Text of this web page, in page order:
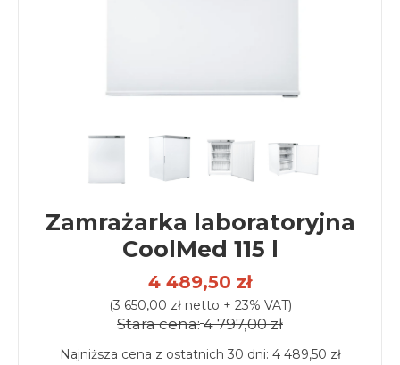
Zamrażarka laboratoryjna
CoolMed 115 l
4 489,50 zł
(3 650,00 zł netto + 23% VAT)
Stara cena: 4 797,00 zł
Najniższa cena z ostatnich 30 dni: 4 489,50 zł